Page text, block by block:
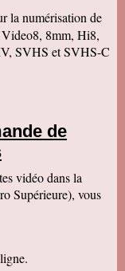
vous avez
travail.
de
dur.
la numérisation de
8mm, Hi8,
SVHS et SVHS-C
de
vidéo dans la
Supérieure), vous